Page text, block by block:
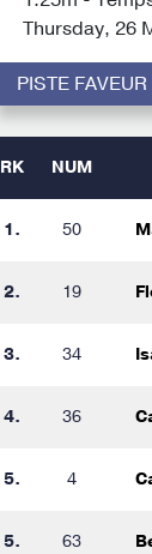
Thursday, 26
PISTE FAVEUR
RK NUM
1. 50
2. 19
3. 34
4. 36
5. 4
5. 63